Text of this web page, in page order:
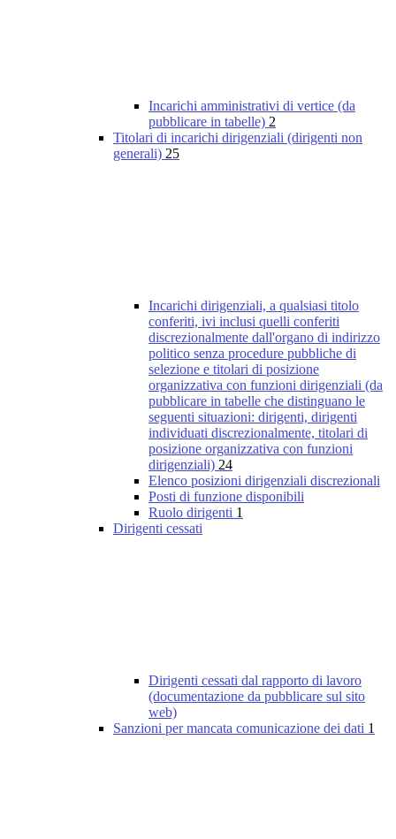
Incarichi amministrativi di vertice (da
pubblicare in tabelle) 2
Titolari di incarichi dirigenziali (dirigenti non
generali) 25
Incarichi dirigenziali, a qualsiasi titolo
conferiti, ivi inclusi quelli conferiti
discrezionalmente dall'organo di indirizzo
politico senza procedure pubbliche di
selezione e titolari di posizione
organizzativa con funzioni dirigenziali (da
pubblicare in tabelle che distinguano le
seguenti situazioni: dirigenti, dirigenti
individuati discrezionalmente, titolari di
posizione organizzativa con funzioni
dirigenziali) 24
Elenco posizioni dirigenziali discrezionali
Posti di funzione disponibili
Ruolo dirigenti 1
Dirigenti cessati
Dirigenti cessati dal rapporto di lavoro
(documentazione da pubblicare sul sito
web)
Sanzioni per mancata comunicazione dei dati 1